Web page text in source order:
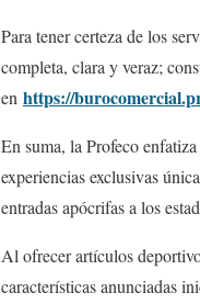
Para tener certeza de los
completa, clara y veraz;
en https://
En suma, la Profeco
experiencias exclusivas
entradas apócrifas a los
Al ofrecer artículos
características anunciadas